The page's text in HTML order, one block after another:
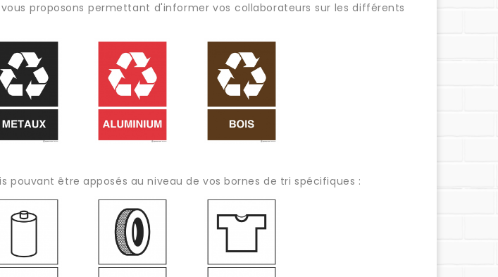
proposons permettant d'informer vos collaborateurs sur les différents
être apposés au niveau de vos bornes de tri spécifiques :